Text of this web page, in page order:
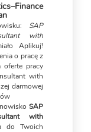
SAP
with
Aplikuj!
o pracę z
pracy
with
darmowej
SAP
with
do Twoich